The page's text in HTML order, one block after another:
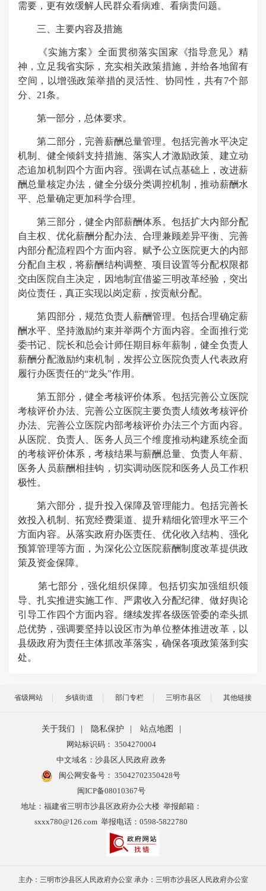
需要，更有效缓解人民群众看病难、看病贵问题。
三、主要内容及措施
《实施方案》全面贯彻落实国家《指导意见》精
神，立足我省实际，充实相关政策措施，并给各地留有
空间，以增强政策举措的灵活性、协同性，共有7个部
分、21条。
第一部分，总体要求。
第二部分，完善薪酬总量管理。包括完善水平决定
机制、健全倾斜支持措施、落实人才激励政策、建立动
态追加机制四个方面内容。强调在试点基础上，改进薪
酬总量核定办法，健全分级分类调控机制，推动薪酬水
平、总量确定更加科学合理。
第三部分，健全内部薪酬体系。包括扩大内部分配
自主权、优化薪酬分配办法、合理兼顾差异平衡、完善
内部分配流程四个方面内容。赋予公立医院更大的内部
分配自主权，将薪酬结构调整、项目设置等分配权限都
交由医院自主决定，因地制宜借鉴三明改革经验，突出
岗位责任，真正实现以岗定薪，按贡献分配。
第四部分，规范负责人薪酬管理。包括合理确定薪
酬水平、坚持激励约束并举两个方面内容。全面推行党
委书记、院长和总会计师任期目标年薪制，健全负责人
薪酬分配激励约束机制，发挥公立医院负责人代表政府
履行办医责任的“龙头”作用。
第五部分，健全考核评价体系。包括完善公立医院
考核评价办法、完善公立医院主要负责人绩效考核评价
办法、完善公立医院内部考核评价办法三个方面内容。
从医院、负责人、医务人员三个维度推动构建系统全面
的考核评价体系，考核结果与薪酬总量、负责人年薪、
医务人员薪酬相挂钩，切实调动医院和医务人员工作积
极性。
第六部分，提升投入保障及管理能力。包括完善长
效投入机制、拓宽经费渠道、提升精细化管理水平三个
方面内容。从落实政府办医责任、优化收入结构、强化
预算管理等方面，为深化公立医院薪酬制度改革提供政
策及资金保障。
第七部分，强化组织保障。包括切实加强组织领
导、扎实推进实施工作、严肃收入分配纪律、做好舆论
引导工作四个方面内容。继续发挥各级医管委的牵头抓
总优势，强调要坚持以设区市为单位整体推进改革，以
县级政府为责任主体抓改革落实，确保各项政策落到实
处。
省级网站 乡镇街道 部门专栏 三明市县区 其他链接
关于我们 隐私保护 站点地图
网站标识码： 3504270004
中文域名：沙县区人民政府.政务
闽公网安备号： 35042702350428号
闽ICP备08010367号
地址：福建省三明市沙县区政府办公大楼 举报邮箱：
sxxx780@126.com 举报电话：0598-5822780
主办：三明市沙县区人民政府办公室 承办：三明市沙县区人民政府办公室